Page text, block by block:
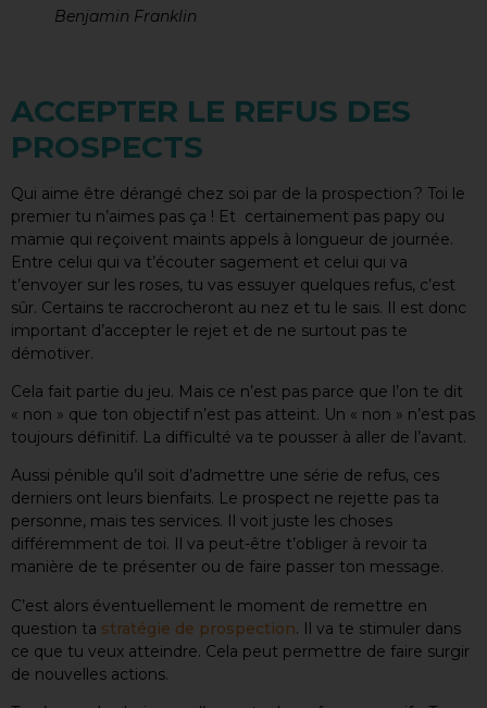
Benjamin Franklin
ACCEPTER LE REFUS DES
PROSPECTS
Qui aime être dérangé chez soi par de la prospection ? Toi le
premier tu n’aimes pas ça ! Et certainement pas papy ou
mamie qui reçoivent maints appels à longueur de journée.
Entre celui qui va t’écouter sagement et celui qui va
t’envoyer sur les roses, tu vas essuyer quelques refus, c’est
sûr. Certains te raccrocheront au nez et tu le sais. Il est donc
important d’accepter le rejet et de ne surtout pas te
démotiver.
Cela fait partie du jeu. Mais ce n’est pas parce que l’on te dit
« non » que ton objectif n’est pas atteint. Un « non » n’est pas
toujours définitif. La difficulté va te pousser à aller de l’avant.
Aussi pénible qu’il soit d’admettre une série de refus, ces
derniers ont leurs bienfaits. Le prospect ne rejette pas ta
personne, mais tes services. Il voit juste les choses
différemment de toi. Il va peut-être t’obliger à revoir ta
manière de te présenter ou de faire passer ton message.
C’est alors éventuellement le moment de remettre en
question ta stratégie de prospection. Il va te stimuler dans
ce que tu veux atteindre. Cela peut permettre de faire surgir
de nouvelles actions.